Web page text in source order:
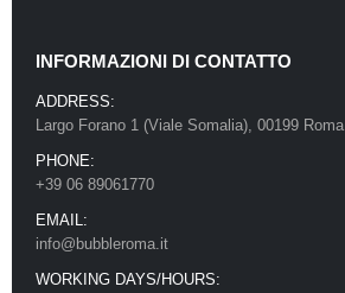
INFORMAZIONI DI CONTATTO
ADDRESS:
Largo Forano 1 (Viale Somalia), 00199 Roma
PHONE:
+39 06 89061770
EMAIL:
info@bubbleroma.it
WORKING DAYS/HOURS: